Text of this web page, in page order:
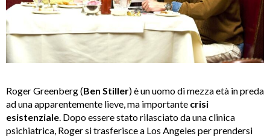
Roger Greenberg (Ben Stiller) è un uomo di mezza età in preda
ad una apparentemente lieve, ma importante crisi
esistenziale . Dopo essere stato rilasciato da una clinica
psichiatrica, Roger si trasferisce a Los Angeles per prendersi